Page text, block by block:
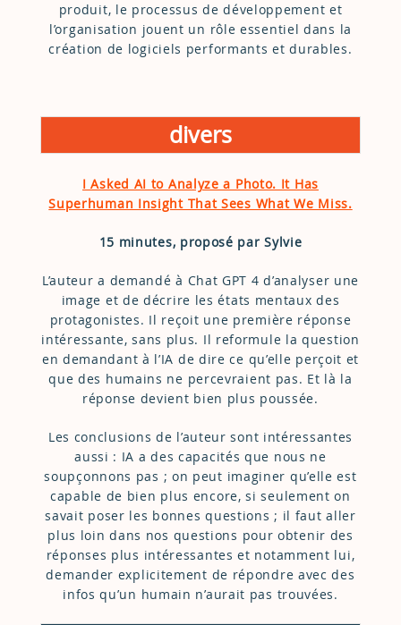
produit, le processus de développement et
l’organisation jouent un rôle essentiel dans la
création de logiciels performants et durables.
divers
I Asked AI to Analyze a Photo. It Has
Superhuman Insight That Sees What We Miss.
15 minutes, proposé par Sylvie
L’auteur a demandé à Chat GPT 4 d’analyser une
image et de décrire les états mentaux des
protagonistes. Il reçoit une première réponse
intéressante, sans plus. Il reformule la question
en demandant à l’IA de dire ce qu’elle perçoit et
que des humains ne percevraient pas. Et là la
réponse devient bien plus poussée.
Les conclusions de l’auteur sont intéressantes
aussi : IA a des capacités que nous ne
soupçonnons pas ; on peut imaginer qu’elle est
capable de bien plus encore, si seulement on
savait poser les bonnes questions ; il faut aller
plus loin dans nos questions pour obtenir des
réponses plus intéressantes et notamment lui,
demander explicitement de répondre avec des
infos qu’un humain n’aurait pas trouvées.